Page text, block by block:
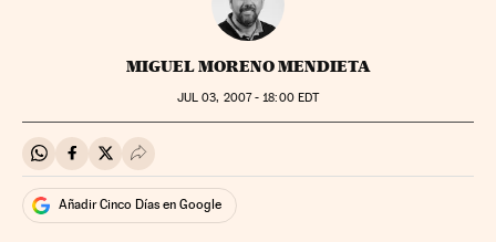
MIGUEL MORENO MENDIETA
JUL 03, 2007 - 18:00EDT
Compartir en Whatsapp
Compartir en Facebook
Compartir en Twitter
Desplegar Redes Sociales
Añadir Cinco Días en Google